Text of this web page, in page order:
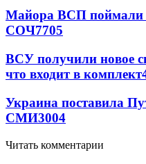
Майора ВСП поймали
СОЧ7705
ВСУ получили новое
что входит в комплект
Украина поставила
СМИ3004
Читать комментарии